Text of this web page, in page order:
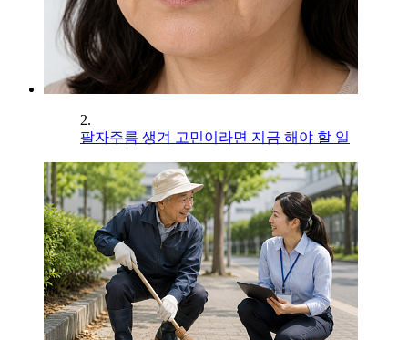
2.
팔자주름 생겨 고민이라면 지금 해야 할 일